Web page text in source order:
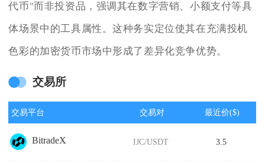
代币"而非投资品，强调其在数字营销、小额支付等具
体场景中的工具属性。这种务实定位使其在充满投机
色彩的加密货币市场中形成了差异化竞争优势。
交易所
交易平台 交易对 最近价($)
BitradeX IJC/USDT 3.5